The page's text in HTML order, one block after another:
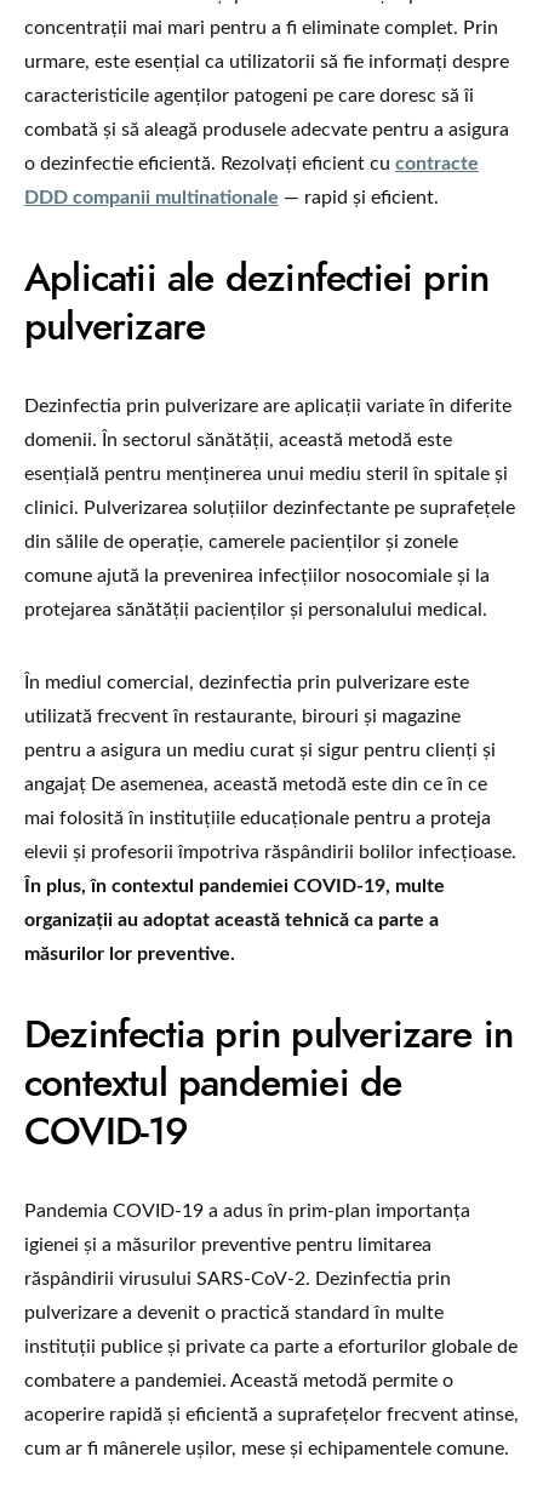
concentrații mai mari pentru a fi eliminate complet. Prin
urmare, este esențial ca utilizatorii să fie informați despre
caracteristicile agenților patogeni pe care doresc să îi
combată și să aleagă produsele adecvate pentru a asigura
o dezinfectie eficientă. Rezolvați eficient cu contracte
DDD companii multinationale — rapid și eficient.
Aplicatii ale dezinfectiei prin
pulverizare
Dezinfectia prin pulverizare are aplicații variate în diferite
domenii. În sectorul sănătății, această metodă este
esențială pentru menținerea unui mediu steril în spitale și
clinici. Pulverizarea soluțiilor dezinfectante pe suprafețele
din sălile de operație, camerele pacienților și zonele
comune ajută la prevenirea infecțiilor nosocomiale și la
protejarea sănătății pacienților și personalului medical.
În mediul comercial, dezinfectia prin pulverizare este
utilizată frecvent în restaurante, birouri și magazine
pentru a asigura un mediu curat și sigur pentru clienți și
angajaț De asemenea, această metodă este din ce în ce
mai folosită în instituțiile educaționale pentru a proteja
elevii și profesorii împotriva răspândirii bolilor infecțioase.
În plus, în contextul pandemiei COVID-19, multe
organizații au adoptat această tehnică ca parte a
măsurilor lor preventive.
Dezinfectia prin pulverizare in
contextul pandemiei de
COVID-19
Pandemia COVID-19 a adus în prim-plan importanța
igienei și a măsurilor preventive pentru limitarea
răspândirii virusului SARS-CoV-2. Dezinfectia prin
pulverizare a devenit o practică standard în multe
instituții publice și private ca parte a eforturilor globale de
combatere a pandemiei. Această metodă permite o
acoperire rapidă și eficientă a suprafețelor frecvent atinse,
cum ar fi mânerele ușilor, mese și echipamentele comune.